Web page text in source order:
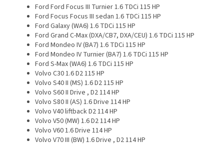
Ford Ford Focus III Turnier 1.6 TDCi 115 HP
Ford Focus Focus III sedan 1.6 TDCi 115 HP
Ford Galaxy (WA6) 1.6 TDCi 115 HP
Ford Grand C-Max (DXA/CB7, DXA/CEU) 1.6 TDCi 115 HP
Ford Mondeo IV (BA7) 1.6 TDCi 115 HP
Ford Mondeo IV Turnier (BA7) 1.6 TDCi 115 HP
Ford S-Max (WA6) 1.6 TDCi 115 HP
Volvo C30 1.6 D2 115 HP
Volvo S40 II (MS) 1.6 D2 115 HP
Volvo S60 II Drive , D2 114 HP
Volvo S80 II (AS) 1.6 Drive 114 HP
Volvo V40 liftback D2 114 HP
Volvo V50 (MW) 1.6 D2 114 HP
Volvo V60 1.6 Drive 114 HP
Volvo V70 III (BW) 1.6 Drive , D2 114 HP